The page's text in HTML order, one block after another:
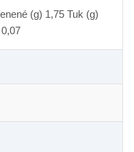
(g) 1,75 Tuk (g)